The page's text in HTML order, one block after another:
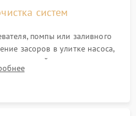
систем
помпы или заливного
засоров в улитке насоса,
ремонт платы
поврежденной проводки.